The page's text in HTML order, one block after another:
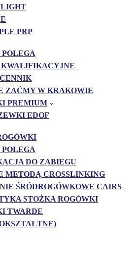
PRP
ZAĆMY W KRAKOWIE
PREMIUM
EDOF
DO ZABIEGU
METODĄ CROSSLINKING
ŚRÓDROGÓWKOWE CAIRS
STOŻKA ROGÓWKI
TWARDE